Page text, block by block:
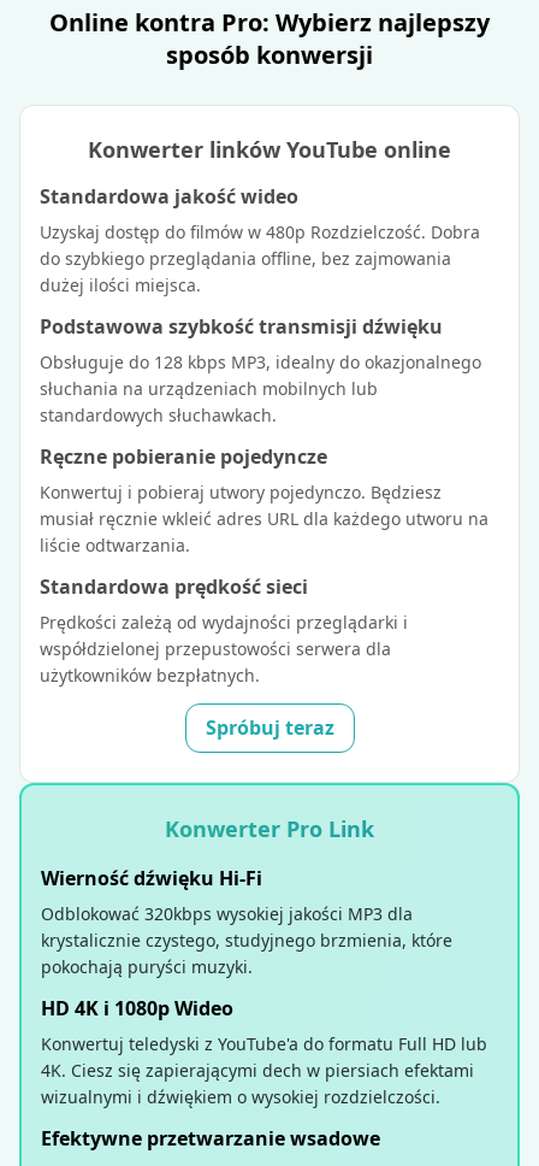
Online kontra Pro: Wybierz najlepszy
sposób konwersji
Konwerter linków YouTube online
Standardowa jakość wideo
Uzyskaj dostęp do filmów w 480p Rozdzielczość. Dobra
do szybkiego przeglądania offline, bez zajmowania
dużej ilości miejsca.
Podstawowa szybkość transmisji dźwięku
Obsługuje do 128 kbps MP3, idealny do okazjonalnego
słuchania na urządzeniach mobilnych lub
standardowych słuchawkach.
Ręczne pobieranie pojedyncze
Konwertuj i pobieraj utwory pojedynczo. Będziesz
musiał ręcznie wkleić adres URL dla każdego utworu na
liście odtwarzania.
Standardowa prędkość sieci
Prędkości zależą od wydajności przeglądarki i
współdzielonej przepustowości serwera dla
użytkowników bezpłatnych.
Spróbuj teraz
Konwerter Pro Link
Wierność dźwięku Hi-Fi
Odblokować 320kbps wysokiej jakości MP3 dla
krystalicznie czystego, studyjnego brzmienia, które
pokochają puryści muzyki.
HD 4K i 1080p Wideo
Konwertuj teledyski z YouTube'a do formatu Full HD lub
4K. Ciesz się zapierającymi dech w piersiach efektami
wizualnymi i dźwiękiem o wysokiej rozdzielczości.
Efektywne przetwarzanie wsadowe